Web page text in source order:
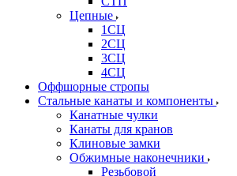
Цепные
1СЦ
2СЦ
3СЦ
4СЦ
Оффшорные стропы
Стальные канаты и компоненты
Канатные чулки
Канаты для кранов
Клиновые замки
Обжимные наконечники
Резьбовой